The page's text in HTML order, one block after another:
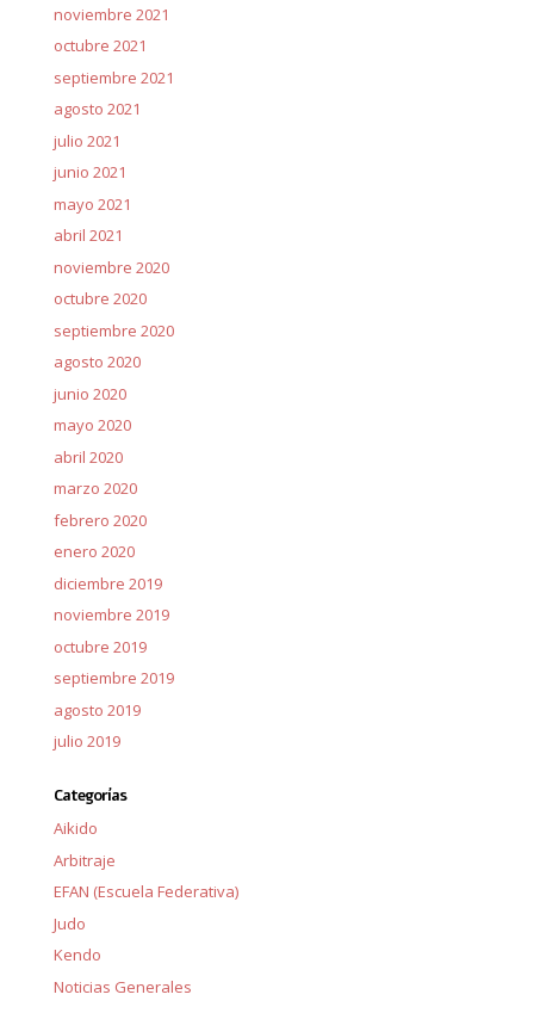
noviembre 2021
octubre 2021
septiembre 2021
agosto 2021
julio 2021
junio 2021
mayo 2021
abril 2021
noviembre 2020
octubre 2020
septiembre 2020
agosto 2020
junio 2020
mayo 2020
abril 2020
marzo 2020
febrero 2020
enero 2020
diciembre 2019
noviembre 2019
octubre 2019
septiembre 2019
agosto 2019
julio 2019
Categorías
Aikido
Arbitraje
EFAN (Escuela Federativa)
Judo
Kendo
Noticias Generales